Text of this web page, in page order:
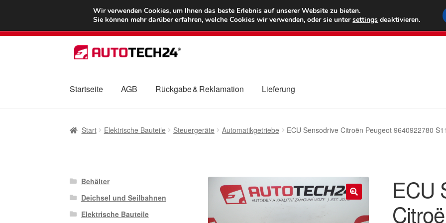
LIEFERUNG ab 6 EUR
(800)
Zur
Navigation
Zum
Inhalt
Startseite AGB Rückgabe & Reklamation Lieferung
Start Elektrische Bauteile Steuergeräte Automatikgetriebe ECU Sensodrive Citroën Peugeot 9640922780
ECU
Behälter
Deichsel und Seilbahnen
Elektrische Bauteile
Wir verwenden Cookies, um Ihnen das beste Erlebnis auf unserer Website zu bieten.
Sie können mehr darüber erfahren, welche Cookies wir verwenden, oder sie untersettings deaktivieren.